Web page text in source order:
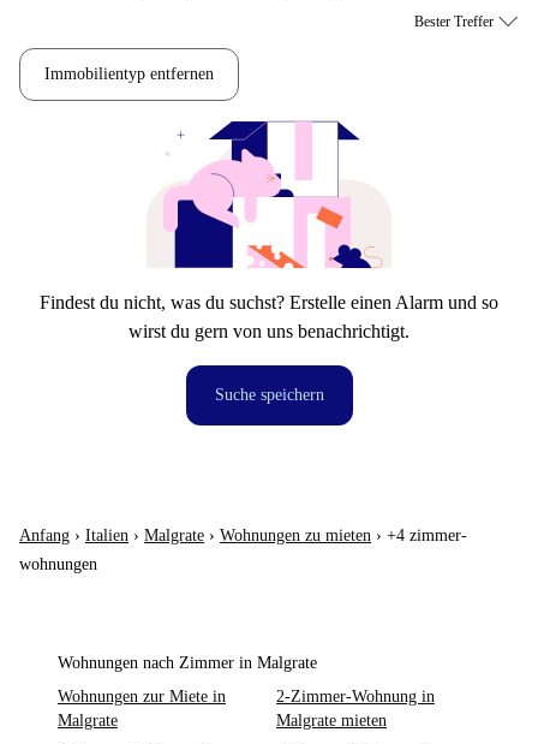
Immobilientyp entfernen
Findest du nicht, was du suchst? Erstelle einen Alarm und so
wirst du gern von uns benachrichtigt.
Suche speichern
Anfang › Italien › Malgrate › Wohnungen zu mieten › +4 zimmer-
wohnungen
Wohnungen nach Zimmer in Malgrate
Wohnungen zur Miete in
Malgrate
2-Zimmer-Wohnung in
Malgrate mieten